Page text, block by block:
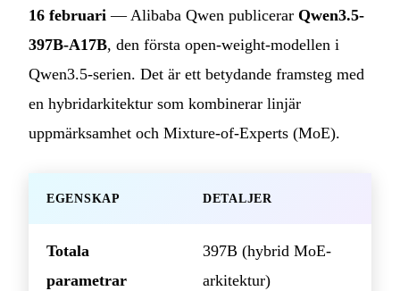
16 februari — Alibaba Qwen publicerar Qwen3.5-
397B-A17B, den första open-weight-modellen i
Qwen3.5-serien. Det är ett betydande framsteg med
en hybridarkitektur som kombinerar linjär
uppmärksamhet och Mixture-of-Experts (MoE).
EGENSKAP DETALJER
Totala
parametrar
397B (hybrid MoE-
arkitektur)